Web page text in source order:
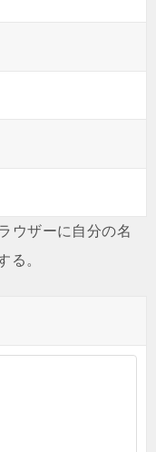
ウザーに自分の名
る。